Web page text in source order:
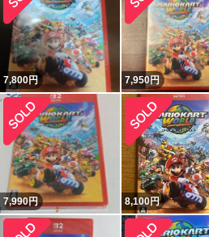
7,800円 7,950円
7,990円 8,100円